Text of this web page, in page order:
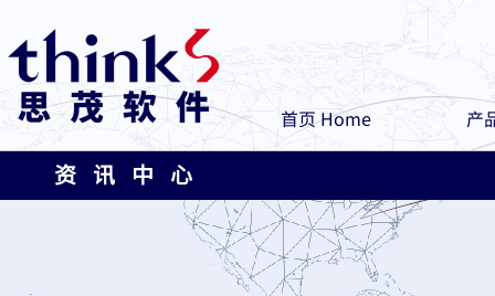
首页 Home 产
资 讯 中 心